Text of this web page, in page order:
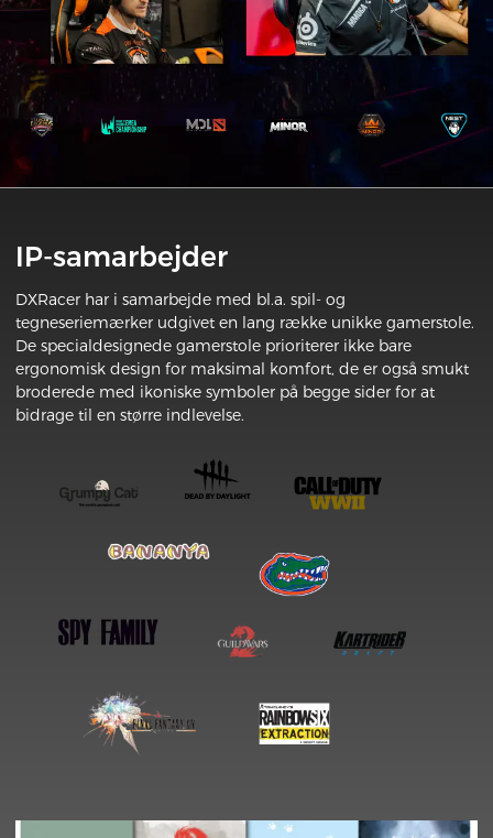
IP-samarbejder
DXRacer har i samarbejde med bl.a. spil- og
tegneseriemærker udgivet en lang række unikke gamerstole.
De specialdesignede gamerstole prioriterer ikke bare
ergonomisk design for maksimal komfort, de er også smukt
broderede med ikoniske symboler på begge sider for at
bidrage til en større indlevelse.